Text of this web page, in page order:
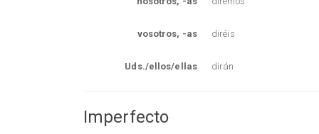
vosotros, -as diréis
Uds./ellos/ellas dirán
Imperfecto